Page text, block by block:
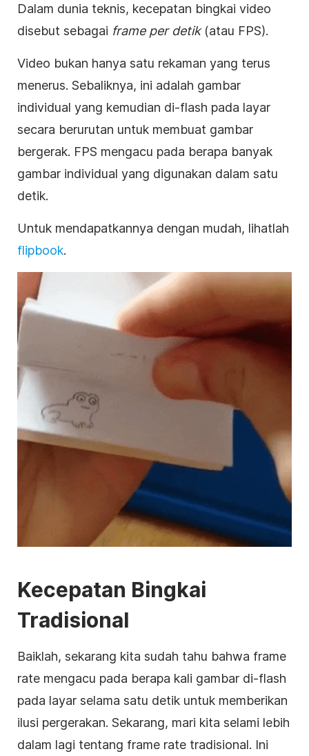
Dalam dunia teknis, kecepatan bingkai video
disebut sebagai frame per detik(atau FPS).
Video bukan hanya satu rekaman yang terus
menerus. Sebaliknya, ini adalah gambar
individual yang kemudian di-flash pada layar
secara berurutan untuk membuat gambar
bergerak. FPS mengacu pada berapa banyak
gambar individual yang digunakan dalam satu
detik.
Untuk mendapatkannya dengan mudah, lihatlah
flipbook.
Kecepatan Bingkai
Tradisional
Baiklah, sekarang kita sudah tahu bahwa frame
rate mengacu pada berapa kali gambar di-flash
pada layar selama satu detik untuk memberikan
ilusi pergerakan. Sekarang, mari kita selami lebih
dalam lagi tentang frame rate tradisional. Ini